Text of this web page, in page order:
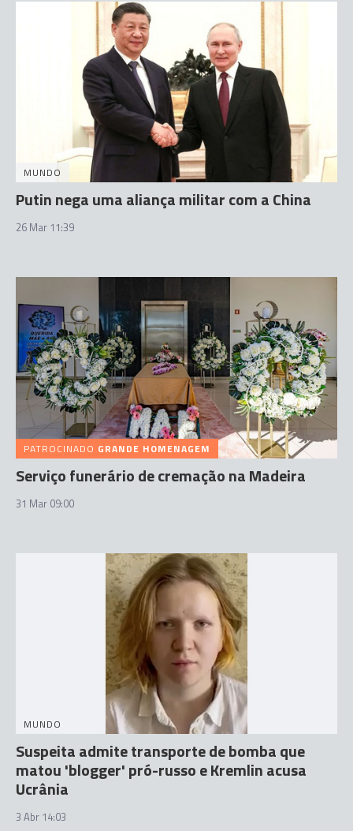
MUNDO
Putin nega uma aliança militar com a China
26 Mar 11:39
PATROCINADO GRANDE HOMENAGEM
Serviço funerário de cremação na Madeira
31 Mar 09:00
MUNDO
Suspeita admite transporte de bomba que
matou 'blogger' pró-russo e Kremlin acusa
Ucrânia
3 Abr 14:03